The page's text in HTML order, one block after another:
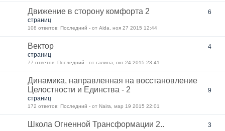
Движение в сторону комфорта 2
6
страниц
108 ответов: Последний - от Aida, ноя 27 2015 12:44
Вектор
4
страниц
77 ответов: Последний - от галина, окт 24 2015 23:41
Динамика, направленная на восстановление
Целостности и Единства - 2
9
страниц
172 ответов: Последний - от Naira, мар 19 2015 22:01
Школа Огненной Трансформации 2..
3